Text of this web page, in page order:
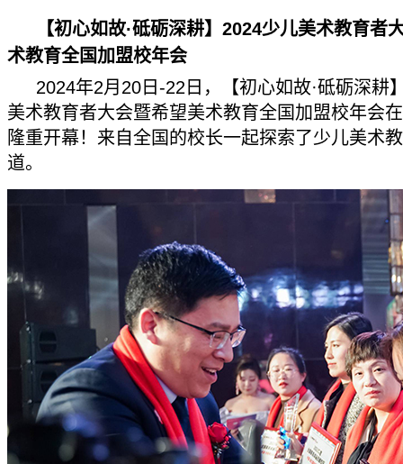
【初心如故·砥砺深耕】2024少儿美术教育者
术教育全国加盟校年会
2024年2月20日-22日，【初心如故·砥砺深耕
美术教育者大会暨希望美术教育全国加盟校年会
隆重开幕！来自全国的校长一起探索了少儿美术
道。